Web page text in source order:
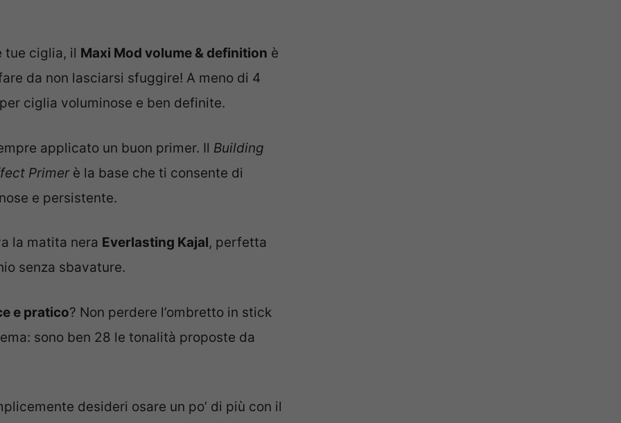
tue ciglia, il Maxi Mod volume & definition è
da non lasciarsi sfuggire! A meno di 4
ciglia voluminose e ben definite.
applicato un buon primer. Il Building
Primerè la base che ti consente di
e persistente.
la matita nera Everlasting Kajal, perfetta
senza sbavature.
e pratico? Non perdere l’ombretto in stick
sono ben 28 le tonalità proposte da
desideri osare un po’ di più con il